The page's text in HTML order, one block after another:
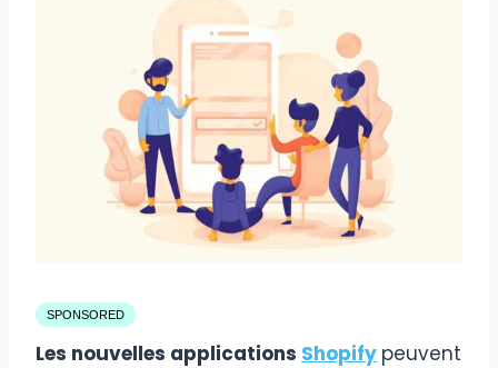
SPONSORED
Les nouvelles applications Shopify peuvent